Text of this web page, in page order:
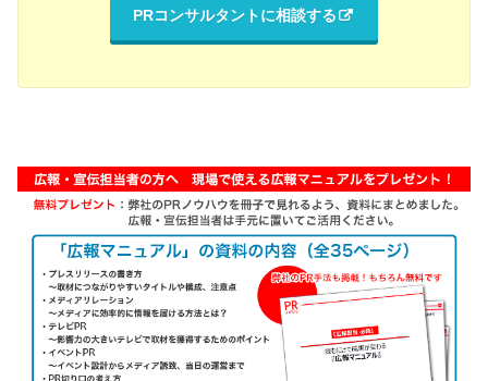
PRコンサルタントに相談する